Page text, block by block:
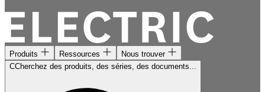
Produits Ressources
Nous trouver
CCherchez des produits, des séries, des documents...